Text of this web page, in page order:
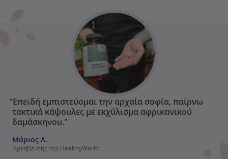
"Επειδή εμπιστεύομαι την αρχαία σοφία, παίρνω
τακτικά κάψουλες με εκχύλισμα αφρικανικού
δαμάσκηνου."
Μάριος Λ.
Πρεσβευτής της HealthyWorld